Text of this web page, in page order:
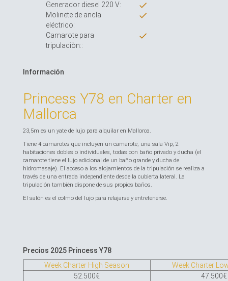
Generador diesel 220 V:
Molinete de ancla
eléctrico:
Camarote para
tripulaciòn::
Información
Princess Y78 en Charter en
Mallorca
23,5m es un yate de lujo para alquilar en Mallorca.
Tiene 4 camarotes que incluyen un camarote, una sala Vip, 2
habitaciones dobles o individuales, todas con baño privado y ducha (el
camarote tiene el lujo adicional de un baño grande y ducha de
hidromasaje). El acceso a los alojamientos de la tripulación se realiza a
través de una entrada independiente desde la cubierta lateral. La
tripulación también dispone de sus propios baños.
El salón es el colmo del lujo para relajarse y entretenerse.
Precios 2025 Princess Y78
Week Charter High Season
Week Charter
52.500€
47.500€